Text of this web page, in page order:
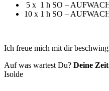
5 x 1 h SO –
10 x 1 h SO –
Ich freue mich mit dir
Auf was wartest Du? Deine
Isolde